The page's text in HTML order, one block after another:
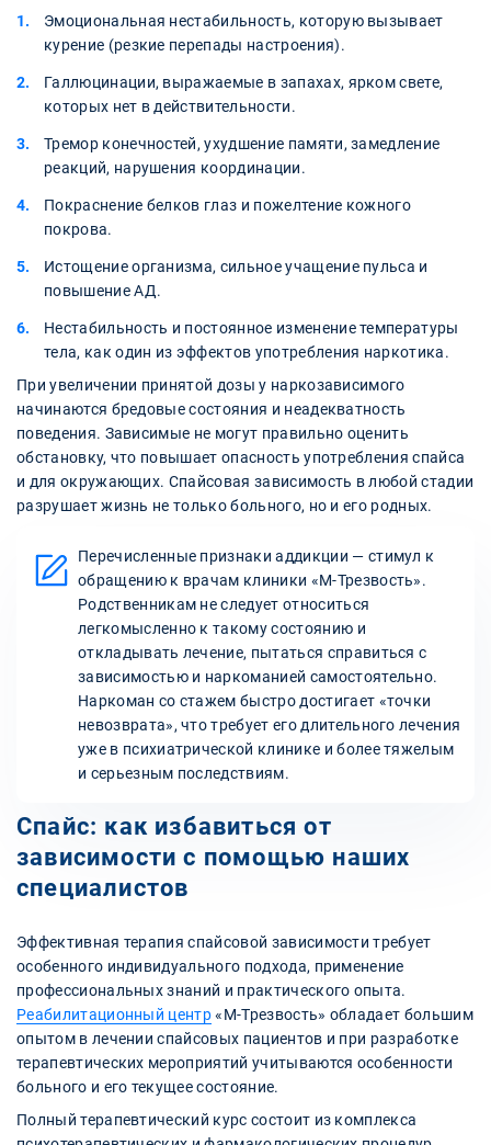
Эмоциональная нестабильность, которую вызывает
курение (резкие перепады настроения).
Галлюцинации, выражаемые в запахах, ярком свете,
которых нет в действительности.
Тремор конечностей, ухудшение памяти, замедление
реакций, нарушения координации.
Покраснение белков глаз и пожелтение кожного
покрова.
Истощение организма, сильное учащение пульса и
повышение АД.
Нестабильность и постоянное изменение температуры
тела, как один из эффектов употребления наркотика.
При увеличении принятой дозы у наркозависимого
начинаются бредовые состояния и неадекватность
поведения. Зависимые не могут правильно оценить
обстановку, что повышает опасность употребления спайса
и для окружающих. Спайсовая зависимость в любой стадии
разрушает жизнь не только больного, но и его родных.
Перечисленные признаки аддикции — стимул к
обращению к врачам клиники «М-Трезвость».
Родственникам не следует относиться
легкомысленно к такому состоянию и
откладывать лечение, пытаться справиться с
зависимостью и наркоманией самостоятельно.
Наркоман со стажем быстро достигает «точки
невозврата», что требует его длительного лечения
уже в психиатрической клинике и более тяжелым
и серьезным последствиям.
Спайс: как избавиться от
зависимости с помощью наших
специалистов
Эффективная терапия спайсовой зависимости требует
особенного индивидуального подхода, применение
профессиональных знаний и практического опыта.
Реабилитационный центр«М-Трезвость» обладает большим
опытом в лечении спайсовых пациентов и при разработке
терапевтических мероприятий учитываются особенности
больного и его текущее состояние.
Полный терапевтический курс состоит из комплекса